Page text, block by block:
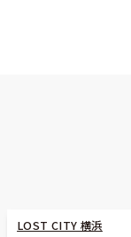
LOST CITY 横浜